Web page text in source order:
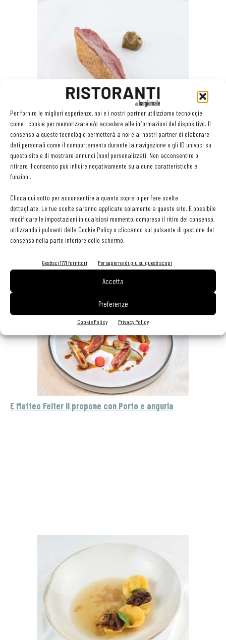
Per fornire le migliori esperienze, noi e i nostri partner utilizziamo tecnologie
come i cookie per memorizzare e/o accedere alle informazioni del dispositivo. Il
consenso a queste tecnologie permetterà a noi e ai nostri partner di elaborare
dati personali come il comportamento durante la navigazione o gli ID univoci su
questo sito e di mostrare annunci (non) personalizzati. Non acconsentire o
ritirare il consenso può influire negativamente su alcune caratteristiche e
funzioni.
Clicca qui sotto per acconsentire a quanto sopra o per fare scelte
dettagliate. Le tue scelte saranno applicate solamente a questo sito. È possibile
modificare le impostazioni in qualsiasi momento, compreso il ritiro del consenso,
utilizzando i pulsanti della Cookie Policy o cliccando sul pulsante di gestione del
consenso nella parte inferiore dello schermo.
Gestisci 1771 fornitori Per saperne di più su questi scopi
Accetta
Preferenze
Cookie Policy Privacy Policy
Il Piccione fondente e pistacchio di Niko Romito
E Matteo Felter li propone con Porto e anguria